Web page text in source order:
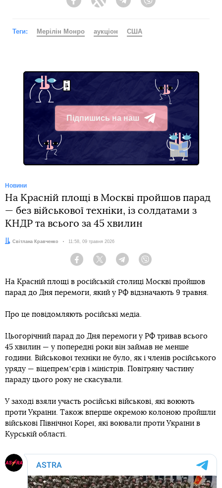
FacebookTwitter Telegram
Теги: Мерілін Монро аукціон США
Підпишись на наш
Telegram
Новини
На Красній площі в Москві пройшов парад
— без військової техніки, із солдатами з
КНДР та всього за 45 хвилин
Автор:
Світлана Кравченко Дата:
11:58, 09 травня 2026
Facebook Twitter Telegram
На Красній площі в російській столиці Москві пройшов
парад до Дня перемоги, який у РФ відзначають 9 травня.
Про це повідомляють російські медіа.
Цьогорічний парад до Дня перемоги у РФ тривав всього
45 хвилин — у попередні роки він займав не менше
години. Військової техніки не було, як і членів російського
уряду — віцепремʼєрів і міністрів. Повітряну частину
параду цього року не скасували.
У заході взяли участь російські військові, які воюють
проти України. Також вперше окремою колоною пройшли
військові Північної Кореї, які воювали проти України в
Курській області.